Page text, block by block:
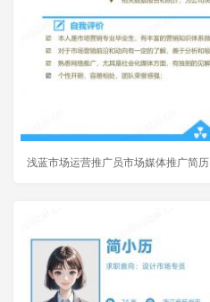
浅蓝市场运营推广员市场媒体推广简历